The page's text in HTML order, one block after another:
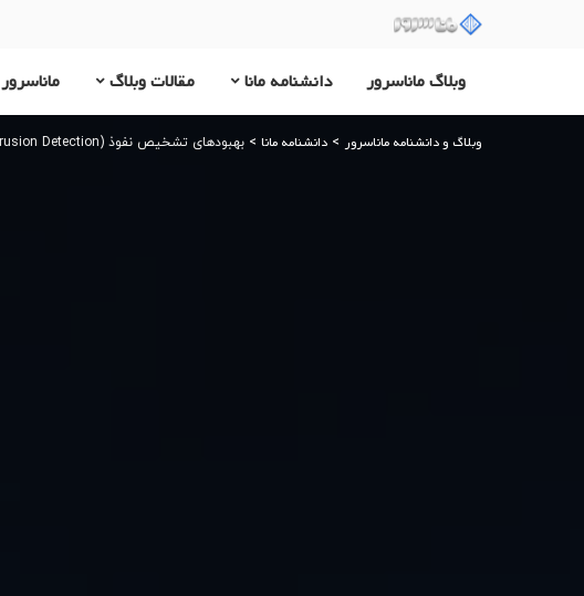
وبلاگ ماناسرور دانشنامه مانا مقالات وبلاگ ماناسرور
وبلاگ و دانشنامه ماناسرور > دانشنامه مانا > بهبودهای تشخیص نفوذ (Intrusion Detection)؛ بررسی کامل قابلیت‌های جدید IDS در SmarterMail